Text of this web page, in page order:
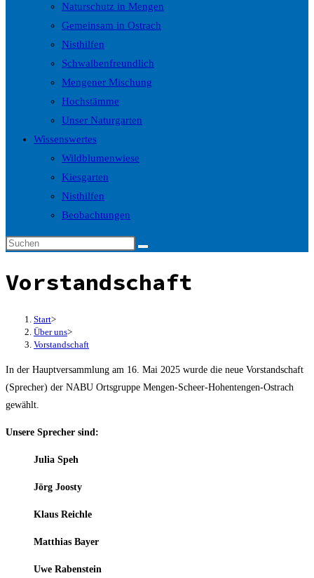
Naturschutz in Mengen
Gemeinsam in Ostrach
Nisthilfen
Schwalbenfreundlich
Mengener Mischung
Hochstämme
Unser Naturgarten
Wissenswertes
Wildblumenwiese
Kiesgarten
Nisthilfen
Beobachtungen
Vorstandschaft
Start>
Über uns>
Vorstandschaft
In der Hauptversammlung am 16. Mai 2025 wurde die neue Vorstandschaft
(Sprecher) der NABU Ortsgruppe Mengen-Scheer-Hohentengen-Ostrach
gewählt.
Unsere Sprecher sind:
Julia Speh
Jörg Joosty
Klaus Reichle
Matthias Bayer
Uwe Rabenstein